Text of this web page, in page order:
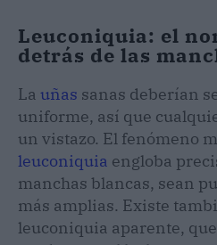
Leuconiquia: el
detrás de las
La uñas sanas deberían
uniforme, así que
un vistazo. El fenómeno
leuconiquia engloba
manchas blancas, sean
más amplias. Existe
leuconiquia aparente,